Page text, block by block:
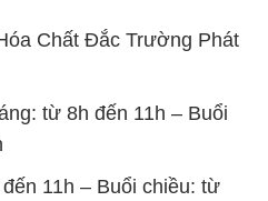
Chất Đắc Trường Phát
từ 8h đến 11h – Buổi
11h – Buổi chiều: từ